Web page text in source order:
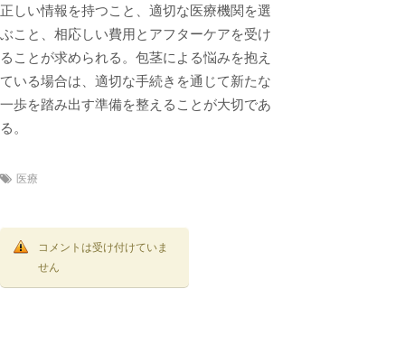
正しい情報を持つこと、適切な医療機関を選
ぶこと、相応しい費用とアフターケアを受け
ることが求められる。包茎による悩みを抱え
ている場合は、適切な手続きを通じて新たな
一歩を踏み出す準備を整えることが大切であ
る。
医療
コメントは受け付けていま
せん